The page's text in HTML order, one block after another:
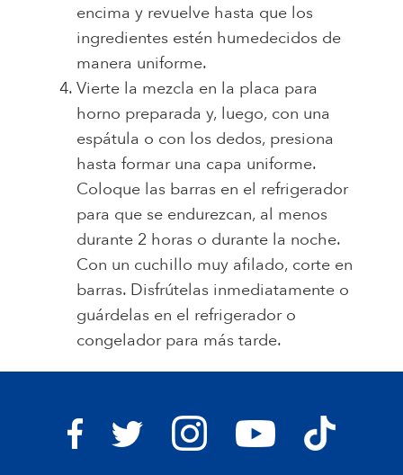
encima y revuelve hasta que los
ingredientes estén humedecidos de
manera uniforme.
Vierte la mezcla en la placa para
horno preparada y, luego, con una
espátula o con los dedos, presiona
hasta formar una capa uniforme.
Coloque las barras en el refrigerador
para que se endurezcan, al menos
durante 2 horas o durante la noche.
Con un cuchillo muy afilado, corte en
barras. Disfrútelas inmediatamente o
guárdelas en el refrigerador o
congelador para más tarde.
Bravo Supermarkets on Facebook
Bravo Supermarkets on Twitter
Bravo Supermarkets on
Bravo Bravo